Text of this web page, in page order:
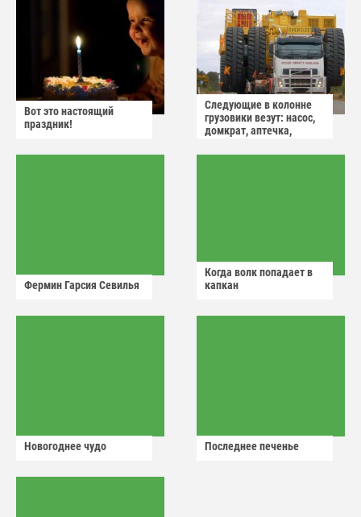
Вот это настоящий
праздник!
Следующие в колонне
грузовики везут: насос,
домкрат, аптечка,
Фермин Гарсия Севилья
Когда волк попадает в
капкан
Новогоднее чудо Последнее печенье